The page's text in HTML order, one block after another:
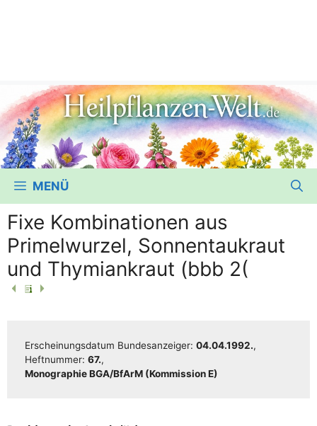
MENÜ
Fixe Kombinationen aus
Primelwurzel, Sonnentaukraut
und Thymiankraut (bbb 2(
Erschei­nungs­da­tum Bun­des­an­zei­ger: 04.04.1992.,
Heft­num­mer: 67.,
Mono­gra­phie BGA/​​BfArM (Kom­mis­si­on E)